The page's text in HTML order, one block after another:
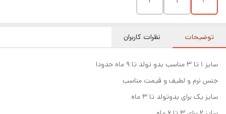
توضیحات نظرات کاربران
سایز ۱ تا ۳ مناسب بدو تولد تا ۹ ماه حدودا
جنس نرم و لطیف و قیمت مناسب
سایز یک برای بدوتولد تا ۳ ماه